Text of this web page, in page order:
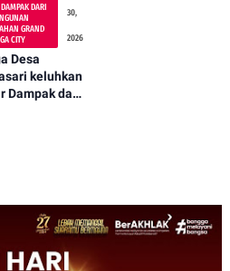
DARI
GRAND
CITY
30,
2026
Desa
keluhkan
Dampak dari